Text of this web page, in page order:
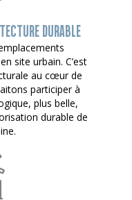
DURABLE
site urbain. C’est
au cœur de
participer à
plus belle,
durable de